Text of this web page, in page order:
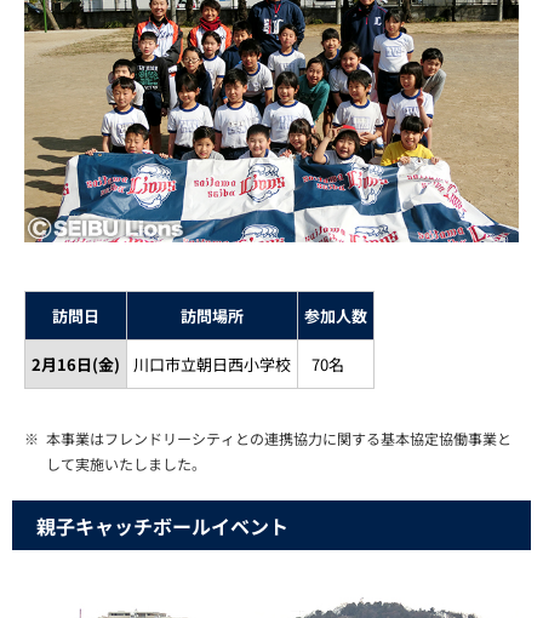
訪問日 訪問場所 参加人数
2月16日(金) 川口市立朝日西小学校 70名
※ 本事業はフレンドリーシティとの連携協力に関する基本協定協働事業と
して実施いたしました。
親子キャッチボールイベント